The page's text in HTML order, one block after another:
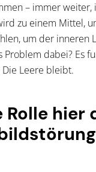
– immer weiter,
zu einem Mittel,
um der inneren
Problem dabei? Es
Leere bleibt.
Rolle hier